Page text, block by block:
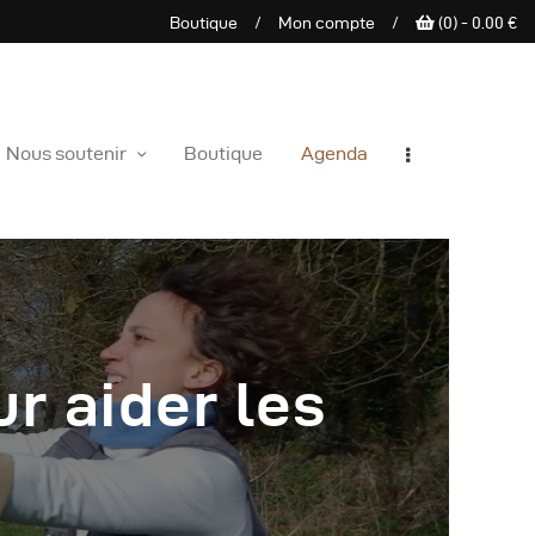
Boutique / Mon compte / (0) - 0.00 €
Nous soutenir Boutique Agenda
aider les